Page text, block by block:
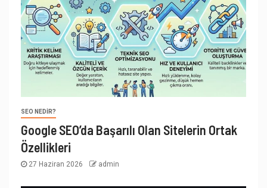
SEO NEDIR?
Google SEO’da Başarılı Olan Sitelerin Ortak
Özellikleri
27 Haziran 2026 admin